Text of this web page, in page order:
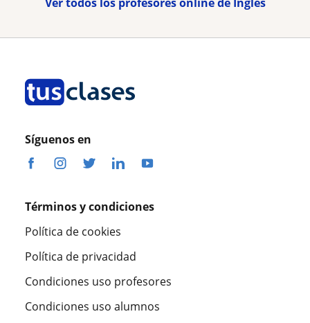
Síguenos en
Términos y condiciones
Política de cookies
Política de privacidad
Condiciones uso profesores
Condiciones uso alumnos